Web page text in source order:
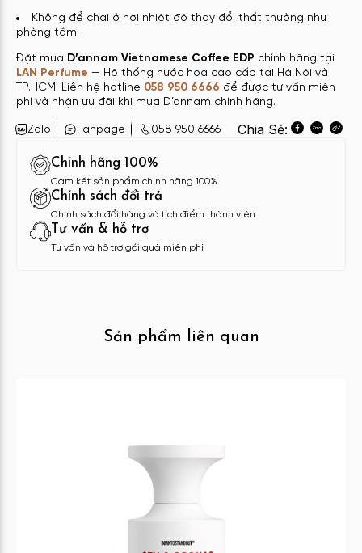
Không để chai ở nơi nhiệt độ thay đổi thất thường như
phòng tắm.
Đặt mua D’annam Vietnamese Coffee EDP chính hãng tại
LAN Perfume — Hệ thống nước hoa cao cấp tại Hà Nội và
TP.HCM. Liên hệ hotline 058 950 6666 để được tư vấn miễn
phí và nhận ưu đãi khi mua D’annam chính hãng.
Zalo Fanpage 058 950 6666 Chia Sẻ:
Chính hãng 100%
Cam kết sản phẩm chính hãng 100%
Chính sách đổi trả
Chính sách đổi hàng và tích điểm thành viên
Tư vấn & hỗ trợ
Tư vấn và hỗ trợ gói quà miễn phí
Sản phẩm liên quan